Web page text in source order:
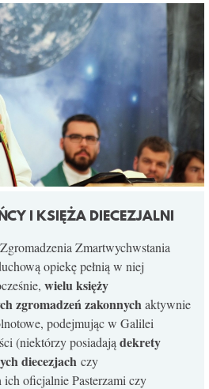
I KSIĘŻA DIECEZJALNI
Zmartwychwstania
opiekę pełnią w niej
wielu księży
zgromadzeń zakonnych aktywnie
podejmując w Galilei
(niektórzy posiadają dekrety
diecezjach czy
oficjalnie Pasterzami czy